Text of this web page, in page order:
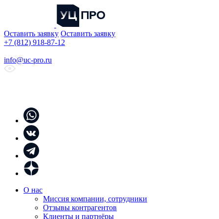
Оставить заявку Оставить заявку
+7 (812) 918-87-12
info@uc-pro.ru
О нас
Миссия компании, сотрудники
Отзывы контрагентов
Клиенты и партнёры